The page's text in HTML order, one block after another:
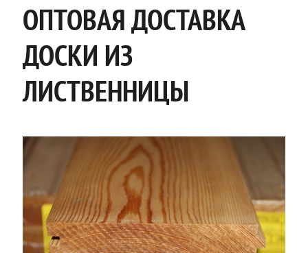
ОПТОВАЯ ДОСТАВКА
ДОСКИ ИЗ
ЛИСТВЕННИЦЫ